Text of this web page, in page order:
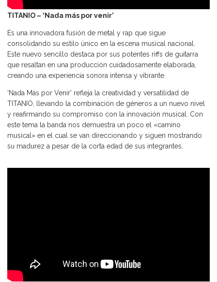
TITANIO – ‘Nada más por venir’
Es una innovadora fusión de metal y rap que sigue
consolidando su estilo único en la escena musical nacional.
Este nuevo sencillo destaca por sus potentes riffs de guitarra
que resaltan en una producción cuidadosamente elaborada,
creando una experiencia sonora intensa y vibrante.
‘Nada Más por Venir’ refleja la creatividad y versatilidad de
TITANIO, llevando la combinación de géneros a un nuevo nivel
y reafirmando su compromiso con la innovación musical. Con
este tema la banda nos demuestra un poco el «camino
musical» en el cual se van direccionando y siguen mostrando
su madurez a pesar de la corta edad de sus integrantes.